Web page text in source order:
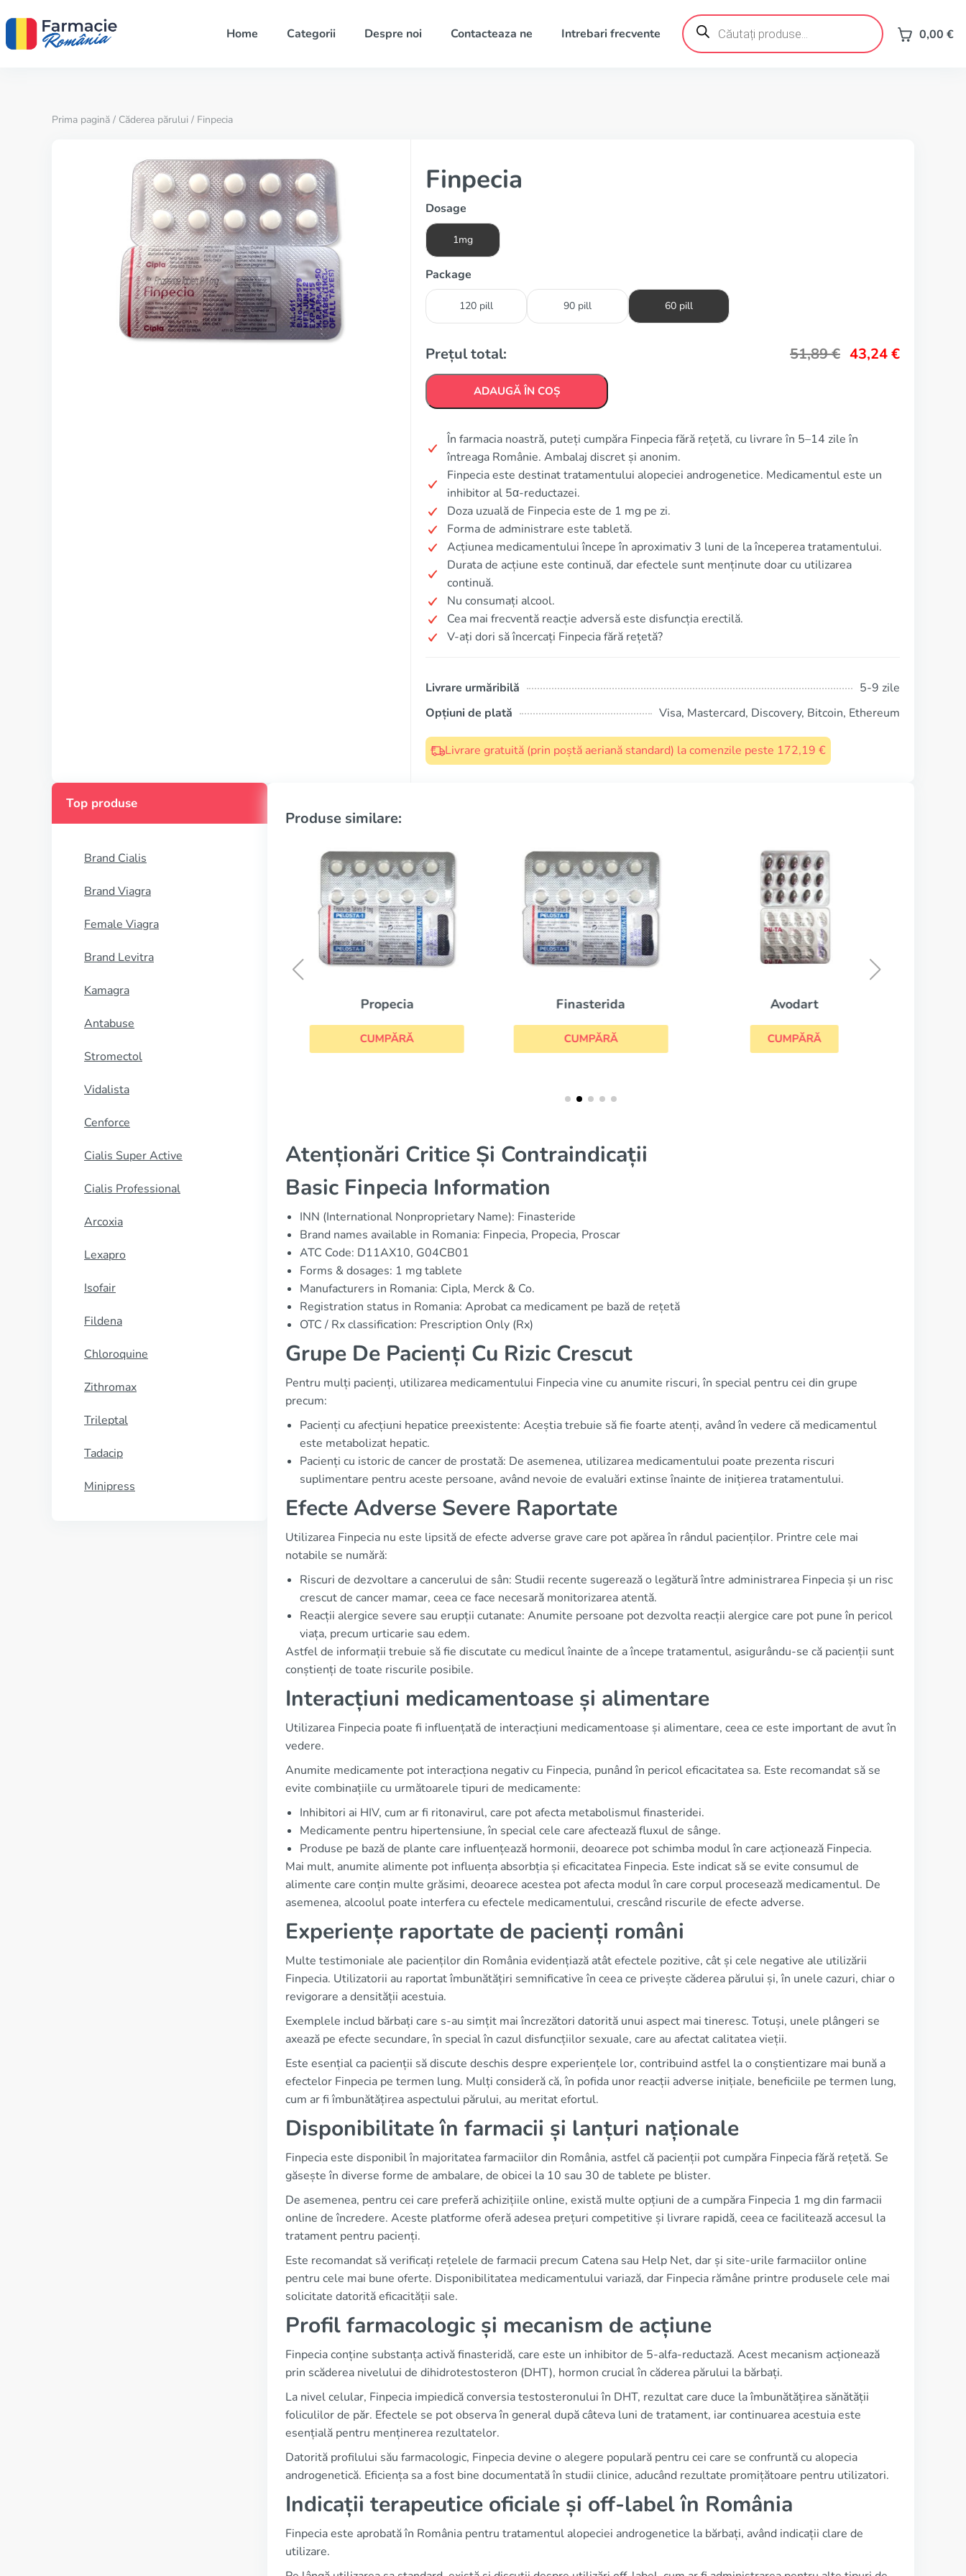
Home Categorii Despre noi Contacteaza ne Intrebari frecvente
Products
search 0,00 €
Prima pagină / Căderea părului / Finpecia
Finpecia
Dosage
1mg
Package
120 pill 90 pill 60 pill
Prețul total: 51,89€ 43,24€
ADAUGĂ ÎN COȘ
În farmacia noastră, puteți cumpăra Finpecia fără rețetă, cu livrare în 5–14 zile în
întreaga Românie. Ambalaj discret și anonim.
Finpecia este destinat tratamentului alopeciei androgenetice. Medicamentul este un
inhibitor al 5α-reductazei.
Doza uzuală de Finpecia este de 1 mg pe zi.
Forma de administrare este tabletă.
Acțiunea medicamentului începe în aproximativ 3 luni de la începerea tratamentului.
Durata de acțiune este continuă, dar efectele sunt menținute doar cu utilizarea
continuă.
Nu consumați alcool.
Cea mai frecventă reacție adversă este disfuncția erectilă.
V-ați dori să încercați Finpecia fără rețetă?
Livrare urmăribilă
5-9 zile
Opțiuni de plată
Visa, Mastercard, Discovery, Bitcoin, Ethereum
Livrare gratuită (prin poștă aeriană standard) la comenzile peste 172,19 €
Top produse
Brand Cialis
Brand Viagra
Female Viagra
Brand Levitra
Kamagra
Antabuse
Stromectol
Vidalista
Cenforce
Cialis Super Active
Cialis Professional
Arcoxia
Lexapro
Isofair
Fildena
Chloroquine
Zithromax
Trileptal
Tadacip
Minipress
Produse similare:
Propecia
CUMPĂRĂ
Finasterida
CUMPĂRĂ
Avodart
CUMPĂRĂ
Atenționări Critice Și Contraindicații
Basic Finpecia Information
INN (International Nonproprietary Name): Finasteride
Brand names available in Romania: Finpecia, Propecia, Proscar
ATC Code: D11AX10, G04CB01
Forms & dosages: 1 mg tablete
Manufacturers in Romania: Cipla, Merck & Co.
Registration status in Romania: Aprobat ca medicament pe bază de rețetă
OTC / Rx classification: Prescription Only (Rx)
Grupe De Pacienți Cu Rizic Crescut
Pentru mulți pacienți, utilizarea medicamentului Finpecia vine cu anumite riscuri, în special pentru cei din grupe
precum:
Pacienți cu afecțiuni hepatice preexistente: Aceștia trebuie să fie foarte atenți, având în vedere că medicamentul
este metabolizat hepatic.
Pacienți cu istoric de cancer de prostată: De asemenea, utilizarea medicamentului poate prezenta riscuri
suplimentare pentru aceste persoane, având nevoie de evaluări extinse înainte de inițierea tratamentului.
Efecte Adverse Severe Raportate
Utilizarea Finpecia nu este lipsită de efecte adverse grave care pot apărea în rândul pacienților. Printre cele mai
notabile se numără:
Riscuri de dezvoltare a cancerului de sân: Studii recente sugerează o legătură între administrarea Finpecia și un risc
crescut de cancer mamar, ceea ce face necesară monitorizarea atentă.
Reacții alergice severe sau erupții cutanate: Anumite persoane pot dezvolta reacții alergice care pot pune în pericol
viața, precum urticarie sau edem.
Astfel de informații trebuie să fie discutate cu medicul înainte de a începe tratamentul, asigurându-se că pacienții sunt
conștienți de toate riscurile posibile.
Interacțiuni medicamentoase și alimentare
Utilizarea Finpecia poate fi influențată de interacțiuni medicamentoase și alimentare, ceea ce este important de avut în
vedere.
Anumite medicamente pot interacționa negativ cu Finpecia, punând în pericol eficacitatea sa. Este recomandat să se
evite combinațiile cu următoarele tipuri de medicamente:
Inhibitori ai HIV, cum ar fi ritonavirul, care pot afecta metabolismul finasteridei.
Medicamente pentru hipertensiune, în special cele care afectează fluxul de sânge.
Produse pe bază de plante care influențează hormonii, deoarece pot schimba modul în care acționează Finpecia.
Mai mult, anumite alimente pot influența absorbția și eficacitatea Finpecia. Este indicat să se evite consumul de
alimente care conțin multe grăsimi, deoarece acestea pot afecta modul în care corpul procesează medicamentul. De
asemenea, alcoolul poate interfera cu efectele medicamentului, crescând riscurile de efecte adverse.
Experiențe raportate de pacienți români
Multe testimoniale ale pacienților din România evidențiază atât efectele pozitive, cât și cele negative ale utilizării
Finpecia. Utilizatorii au raportat îmbunătățiri semnificative în ceea ce privește căderea părului și, în unele cazuri, chiar o
revigorare a densității acestuia.
Exemplele includ bărbați care s-au simțit mai încrezători datorită unui aspect mai tineresc. Totuși, unele plângeri se
axează pe efecte secundare, în special în cazul disfuncțiilor sexuale, care au afectat calitatea vieții.
Este esențial ca pacienții să discute deschis despre experiențele lor, contribuind astfel la o conștientizare mai bună a
efectelor Finpecia pe termen lung. Mulți consideră că, în pofida unor reacții adverse inițiale, beneficiile pe termen lung,
cum ar fi îmbunătățirea aspectului părului, au meritat efortul.
Disponibilitate în farmacii și lanțuri naționale
Finpecia este disponibil în majoritatea farmaciilor din România, astfel că pacienții pot cumpăra Finpecia fără rețetă. Se
găsește în diverse forme de ambalare, de obicei la 10 sau 30 de tablete pe blister.
De asemenea, pentru cei care preferă achizițiile online, există multe opțiuni de a cumpăra Finpecia 1 mg din farmacii
online de încredere. Aceste platforme oferă adesea prețuri competitive și livrare rapidă, ceea ce facilitează accesul la
tratament pentru pacienți.
Este recomandat să verificați rețelele de farmacii precum Catena sau Help Net, dar și site-urile farmaciilor online
pentru cele mai bune oferte. Disponibilitatea medicamentului variază, dar Finpecia rămâne printre produsele cele mai
solicitate datorită eficacității sale.
Profil farmacologic și mecanism de acțiune
Finpecia conține substanța activă finasteridă, care este un inhibitor de 5-alfa-reductază. Acest mecanism acționează
prin scăderea nivelului de dihidrotestosteron (DHT), hormon crucial în căderea părului la bărbați.
La nivel celular, Finpecia impiedică conversia testosteronului în DHT, rezultat care duce la îmbunătățirea sănătății
foliculilor de păr. Efectele se pot observa în general după câteva luni de tratament, iar continuarea acestuia este
esențială pentru menținerea rezultatelor.
Datorită profilului său farmacologic, Finpecia devine o alegere populară pentru cei care se confruntă cu alopecia
androgenetică. Eficiența sa a fost bine documentată în studii clinice, aducând rezultate promițătoare pentru utilizatori.
Indicații terapeutice oficiale și off-label în România
Finpecia este aprobată în România pentru tratamentul alopeciei androgenetice la bărbați, având indicații clare de
utilizare.